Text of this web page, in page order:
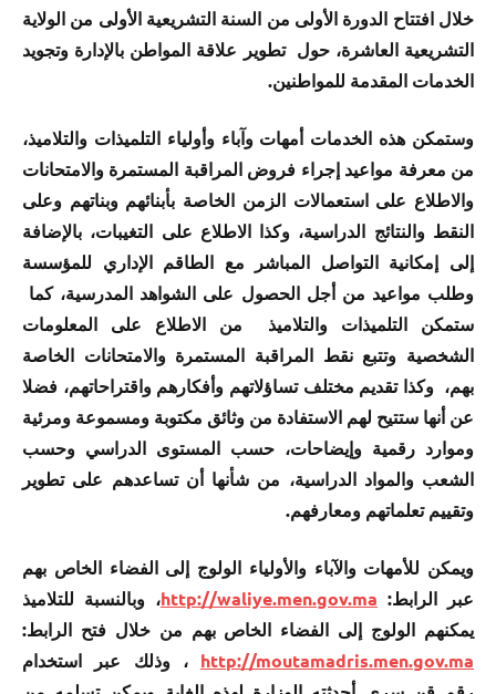
خلال افتتاح الدورة الأولى من السنة التشريعية الأولى من الولاية
التشريعية العاشرة، حول تطوير علاقة المواطن بالإدارة وتجويد
الخدمات المقدمة للمواطنين.
وستمكن هذه الخدمات أمهات وآباء وأولياء التلميذات والتلاميذ،
من معرفة مواعيد إجراء فروض المراقبة المستمرة والامتحانات
والاطلاع على استعمالات الزمن الخاصة بأبنائهم وبناتهم وعلى
النقط والنتائج الدراسية، وكذا الاطلاع على التغيبات، بالإضافة
إلى إمكانية التواصل المباشر مع الطاقم الإداري للمؤسسة
وطلب مواعيد من أجل الحصول على الشواهد المدرسية، كما
ستمكن التلميذات والتلاميذ من الاطلاع على المعلومات
الشخصية وتتبع نقط المراقبة المستمرة والامتحانات الخاصة
بهم، وكذا تقديم مختلف تساؤلاتهم وأفكارهم واقتراحاتهم، فضلا
عن أنها ستتيح لهم الاستفادة من وثائق مكتوبة ومسموعة ومرئية
وموارد رقمية وإيضاحات، حسب المستوى الدراسي وحسب
الشعب والمواد الدراسية، من شأنها أن تساعدهم على تطوير
وتقييم تعلماتهم ومعارفهم.
ويمكن للأمهات والآباء والأولياء الولوج إلى الفضاء الخاص بهم
عبر الرابط: http://waliye.men.gov.ma، وبالنسبة للتلاميذ
يمكنهم الولوج إلى الفضاء الخاص بهم من خلال فتح الرابط:
http://moutamadris.men.gov.ma ، وذلك عبر استخدام